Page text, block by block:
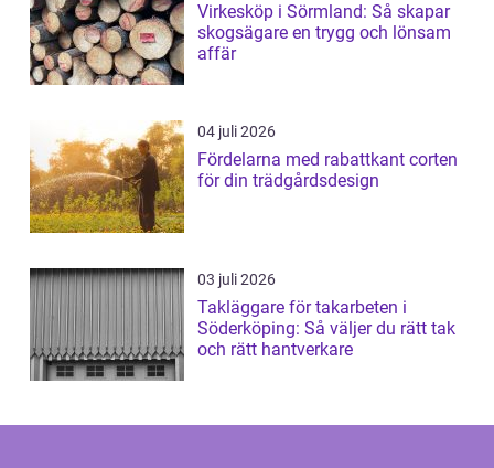
Virkesköp i Sörmland: Så skapar
skogsägare en trygg och lönsam
affär
04 juli 2026
Fördelarna med rabattkant corten
för din trädgårdsdesign
03 juli 2026
Takläggare för takarbeten i
Söderköping: Så väljer du rätt tak
och rätt hantverkare